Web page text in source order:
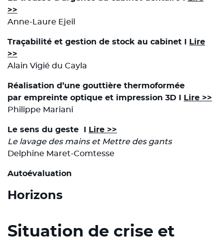
>>
Anne-Laure Ejeil
Traçabilité et gestion de stock au cabinet I
Lire
>>
Alain Vigié du Cayla
Réalisation d’une gouttière thermoformée
par empreinte optique et impression 3D I
Lire >>
Philippe Mariani
Le sens du geste I
Lire >>
Le lavage des mains et Mettre des gants
Delphine Maret-Comtesse
Autoévaluation
Horizons
Situation de crise et